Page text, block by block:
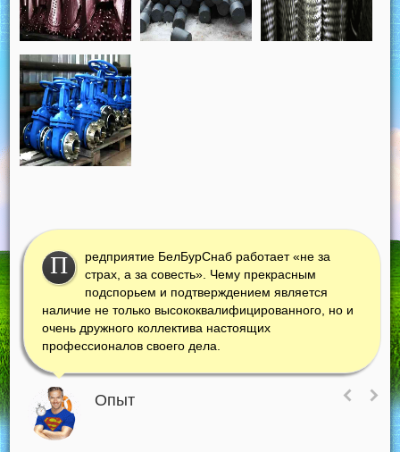
П
редприятие БелБурСнаб работает «не за
страх, а за совесть». Чему прекрасным
подспорьем и подтверждением является
наличие не только высококвалифицированного, но и
очень дружного коллектива настоящих
профессионалов своего дела.
Опыт